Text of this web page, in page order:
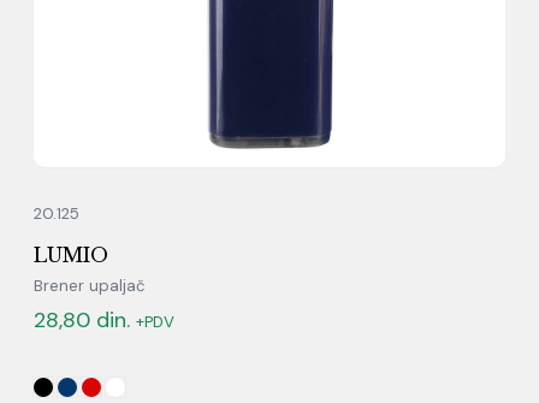
20.125
LUMIO
Brener upaljač
28,80 din. +PDV